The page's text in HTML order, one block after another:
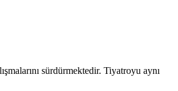
sürdürmektedir. Tiyatroyu aynı